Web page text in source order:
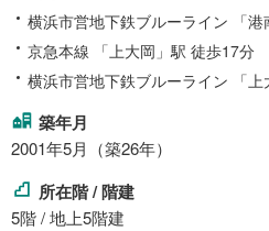
横浜市営地下鉄ブルーライン 「
京急本線 「上大岡」駅 徒歩17分
横浜市営地下鉄ブルーライン 「
築年月
2001年5月（築26年）
所在階 / 階建
5階 / 地上5階建